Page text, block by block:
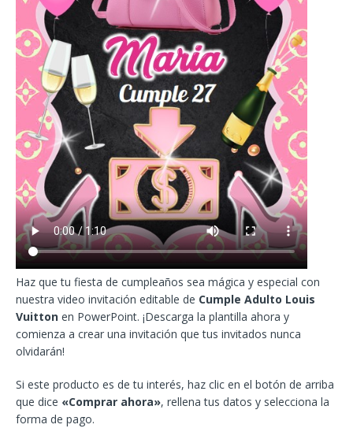
Haz que tu fiesta de cumpleaños sea mágica y especial con
nuestra video invitación editable de Cumple Adulto Louis
Vuitton en PowerPoint. ¡Descarga la plantilla ahora y
comienza a crear una invitación que tus invitados nunca
olvidarán!
Si este producto es de tu interés, haz clic en el botón de arriba
que dice «Comprar ahora», rellena tus datos y selecciona la
forma de pago.